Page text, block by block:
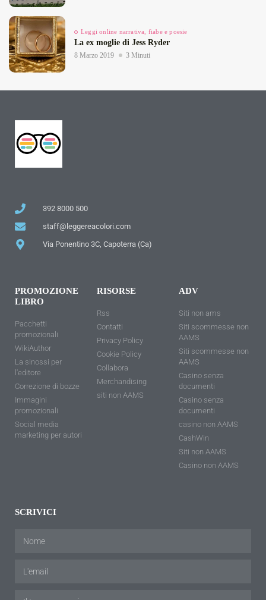
Leggi online narrativa, fiabe e poesie
La ex moglie di Jess Ryder
8 Marzo 2019 3 Minuti
392 8000 500
staff@leggereacolori.com
Via Ponentino 3C, Capoterra (Ca)
PROMOZIONE
LIBRO
Pacchetti
promozionali
WikiAuthor
La sinossi per
l'editore
Correzione di bozze
Immagini
promozionali
Social media
marketing per autori
RISORSE
Rss
Contatti
Privacy Policy
Cookie Policy
Collabora
Merchandising
siti non AAMS
ADV
Siti non ams
Siti scommesse non
AAMS
Siti scommesse non
AAMS
Casino senza
documenti
Casino senza
documenti
casino non AAMS
CashWin
Siti non AAMS
Casino non AAMS
SCRIVICI